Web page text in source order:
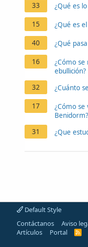
33 ¿Qué es
15 ¿Qué es
40 ¿Qué
16
¿Cómo
ebullición?
32
¿Cuánto
17
¿Cómo se
Benidorm?
31
¿Que
Default Style
Contáctanos
Aviso
Artículos
Portal
R